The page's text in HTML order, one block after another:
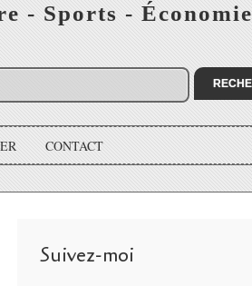
- Sports - Économie
CONTACT
Suivez-moi